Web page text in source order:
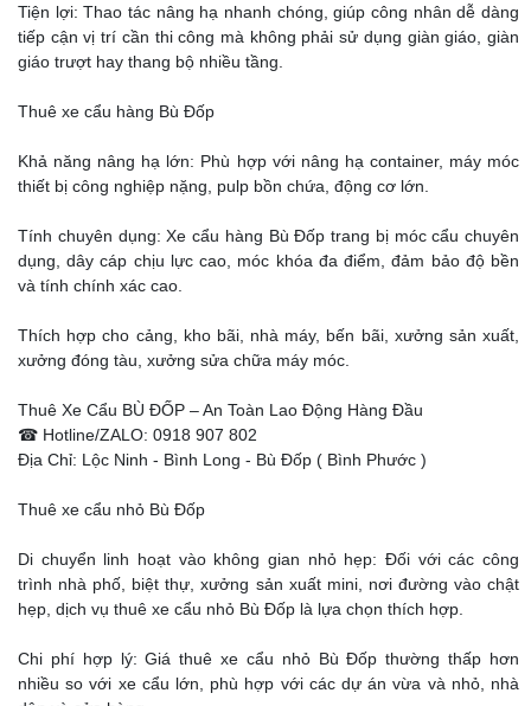
Tiện lợi: Thao tác nâng hạ nhanh chóng, giúp công nhân dễ dàng
tiếp cận vị trí cần thi công mà không phải sử dụng giàn giáo, giàn
giáo trượt hay thang bộ nhiều tầng.
Thuê xe cẩu hàng Bù Đốp
Khả năng nâng hạ lớn: Phù hợp với nâng hạ container, máy móc
thiết bị công nghiệp nặng, pulp bồn chứa, động cơ lớn.
Tính chuyên dụng: Xe cẩu hàng Bù Đốp trang bị móc cẩu chuyên
dụng, dây cáp chịu lực cao, móc khóa đa điểm, đảm bảo độ bền
và tính chính xác cao.
Thích hợp cho cảng, kho bãi, nhà máy, bến bãi, xưởng sản xuất,
xưởng đóng tàu, xưởng sửa chữa máy móc.
Thuê Xe Cẩu BÙ ĐỐP – An Toàn Lao Động Hàng Đầu
☎ Hotline/ZALO: 0918 907 802
Địa Chỉ: Lộc Ninh - Bình Long - Bù Đốp ( Bình Phước )
Thuê xe cẩu nhỏ Bù Đốp
Di chuyển linh hoạt vào không gian nhỏ hẹp: Đối với các công
trình nhà phố, biệt thự, xưởng sản xuất mini, nơi đường vào chật
hẹp, dịch vụ thuê xe cẩu nhỏ Bù Đốp là lựa chọn thích hợp.
Chi phí hợp lý: Giá thuê xe cẩu nhỏ Bù Đốp thường thấp hơn
nhiều so với xe cẩu lớn, phù hợp với các dự án vừa và nhỏ, nhà